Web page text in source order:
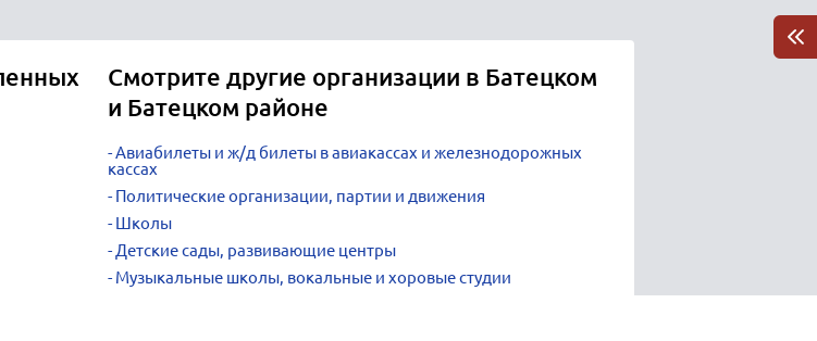
Смотрите другие организации в Батецком
и Батецком районе
Авиабилеты и ж/д билеты в авиакассах и железнодорожных
кассах
Политические организации, партии и движения
Школы
Детские сады, развивающие центры
Музыкальные школы, вокальные и хоровые студии